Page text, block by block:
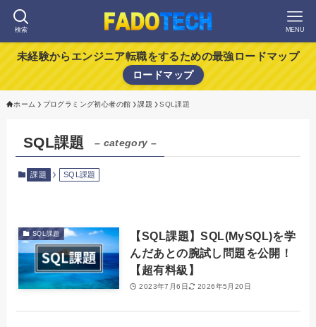
検索 MENU
未経験からエンジニア転職をするための最強ロードマップ
ロードマップ
ホーム プログラミング初心者の館 課題 SQL課題
SQL課題 – category –
課題 SQL課題
SQL課題
【SQL課題】SQL(MySQL)を学
んだあとの腕試し問題を公開！
【超有料級】
2023年7月6日 2026年5月20日